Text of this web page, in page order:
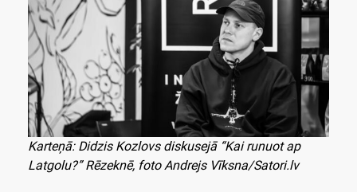
Karteņā: Didzis Kozlovs diskusejā “Kai runuot ap
Latgolu?” Rēzeknē, foto Andrejs Vīksna/Satori.lv